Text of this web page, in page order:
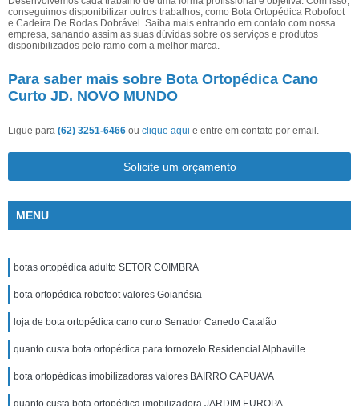
conseguimos disponibilizar outros trabalhos, como Bota Ortopédica Robofoot
e Cadeira De Rodas Dobrável. Saiba mais entrando em contato com nossa
empresa, sanando assim as suas dúvidas sobre os serviços e produtos
disponibilizados pelo ramo com a melhor marca.
Para saber mais sobre Bota Ortopédica Cano
Curto JD. NOVO MUNDO
Ligue para (62) 3251-6466 ou clique aqui e entre em contato por email.
Solicite um orçamento
MENU
botas ortopédica adulto SETOR COIMBRA
bota ortopédica robofoot valores Goianésia
loja de bota ortopédica cano curto Senador Canedo Catalão
quanto custa bota ortopédica para tornozelo Residencial Alphaville
bota ortopédicas imobilizadoras valores BAIRRO CAPUAVA
quanto custa bota ortopédica imobilizadora JARDIM EUROPA